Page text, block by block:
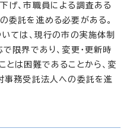
げ、市職員による調査ある
委託を進める必要がある。
ては、現行の市の実施体制
限界であり、変更・更新時
は困難であることから、変
事務受託法人への委託を進